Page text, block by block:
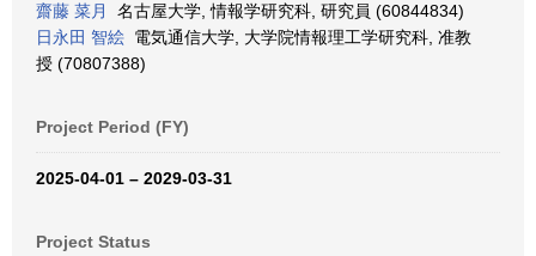
齋藤 菜月
名古屋大学, 情報学研究科, 研究員 (60844834)
日永田 智絵 電気通信大学, 大学院情報理工学研究科, 准教
授 (70807388)
Project Period (FY)
2025-04-01 – 2029-03-31
Project Status